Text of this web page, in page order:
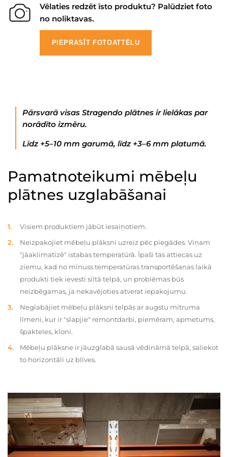
Vēlaties redzēt īsto produktu? Palūdziet foto
no noliktavas.
PIEPRASĪT FOTOATTĒLU
Pārsvarā visas Stragendo plātnes ir lielākas par
norādīto izmēru.
Līdz +5–10 mm garumā, līdz +3–6 mm platumā.
Pamatnoteikumi mēbeļu
plātnes uzglabāšanai
Visiem produktiem jābūt iesaiņotiem.
Neizpakojiet mēbeļu plāksni uzreiz pēc piegādes. Viņam
"jāaklimatizē" istabas temperatūrā. Īpaši tas attiecas uz
ziemu, kad no mīnuss temperatūras transportēšanas laikā
produkti tiek ievesti siltā telpā, un problēmas būs
neizbēgamas, ja nekavējoties atverat iepakojumu.
Neglabājiet mēbeļu plāksni telpās ar augstu mitruma
līmeni, kur ir "slapjie" remontdarbi, piemēram, apmetums,
špakteles, kloni.
Mēbeļu plāksne ir jāuzglabā sausā vēdināmā telpā, saliekot
to horizontāli uz blīves.